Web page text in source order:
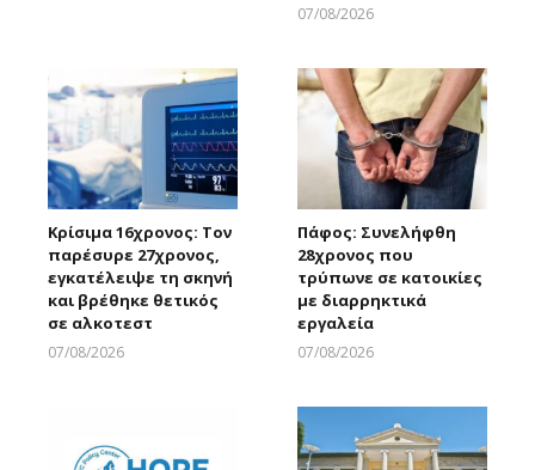
07/08/2026
Κρίσιμα 16χρονος: Τον
παρέσυρε 27χρονος,
εγκατέλειψε τη σκηνή
και βρέθηκε θετικός
σε αλκοτεστ
07/08/2026
Πάφος: Συνελήφθη
28χρονος που
τρύπωνε σε κατοικίες
με διαρρηκτικά
εργαλεία
07/08/2026